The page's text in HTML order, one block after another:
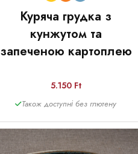
Куряча грудка з
кунжутом та
запеченою картоплею
5.150 Ft
Також доступні без глютену